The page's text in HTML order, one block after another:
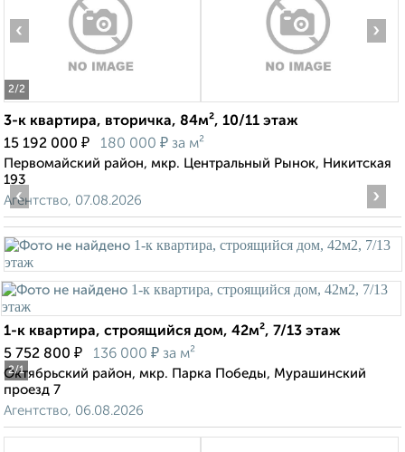
2/2
‹ ›
3-к квартира, вторичка, 84м², 10/11 этаж
15 192 000 ₽ 180 000 ₽ за м²
Первомайский район, мкр. Центральный Рынок, Никитская
193
Агентство, 07.08.2026
2/1
‹ ›
1-к квартира, строящийся дом, 42м², 7/13 этаж
5 752 800 ₽ 136 000 ₽ за м²
Октябрьский район, мкр. Парка Победы, Мурашинский
проезд 7
Агентство, 06.08.2026